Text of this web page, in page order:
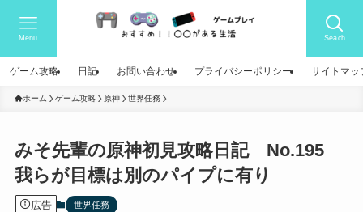
Seach
Menu
ゲーム攻略 日記 お問い合わせ プライバシーポリシー サイトマッ
ホーム ゲーム攻略 原神 世界任務
みそ先輩の原神初見攻略日記 No.195
我らが目標は別のパイプに有り
広告
世界任務